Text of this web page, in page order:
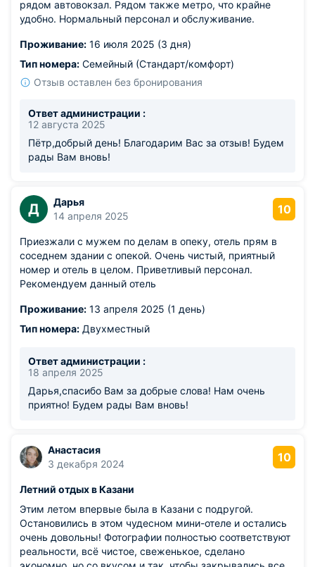
рядом автовокзал. Рядом также метро, что крайне
удобно. Нормальный персонал и обслуживание.
Проживание: 16 июля 2025 (3 дня)
Тип номера: Семейный (Стандарт/комфорт)
Отзыв оставлен без бронирования
Ответ администрации :
12 августа 2025
Пётр,добрый день! Благодарим Вас за отзыв! Будем
рады Вам вновь!
Д
Дарья
14 апреля 2025
10
Приезжали с мужем по делам в опеку, отель прям в
соседнем здании с опекой. Очень чистый, приятный
номер и отель в целом. Приветливый персонал.
Рекомендуем данный отель
Проживание: 13 апреля 2025 (1 день)
Тип номера: Двухместный
Ответ администрации :
18 апреля 2025
Дарья,спасибо Вам за добрые слова! Нам очень
приятно! Будем рады Вам вновь!
Анастасия
3 декабря 2024
10
Летний отдых в Казани
Этим летом впервые была в Казани с подругой.
Остановились в этом чудесном мини-отеле и остались
очень довольны! Фотографии полностью соответствуют
реальности, всё чистое, свеженькое, сделано